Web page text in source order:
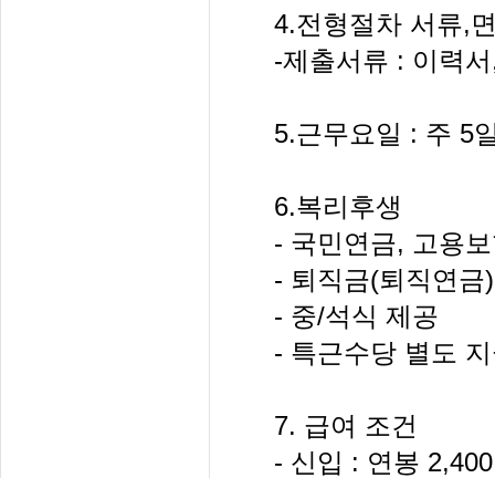
4.전형절차 서류,
-제출서류 : 이력
5.근무요일 : 주 5
6.복리후생
- 국민연금, 고용
- 퇴직금(퇴직연금)
- 중/석식 제공
- 특근수당 별도
7. 급여 조건
- 신입 : 연봉